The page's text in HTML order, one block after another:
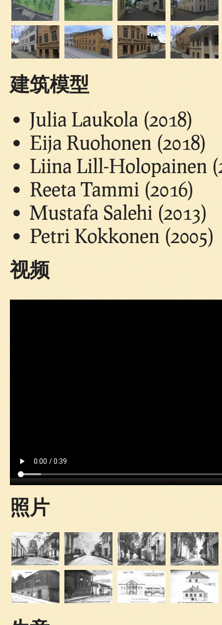
建筑模型
Julia Laukola (2018)
Eija Ruohonen (2018)
Liina Lill-Holopainen
Reeta Tammi (2016)
Mustafa Salehi (2013)
Petri Kokkonen (2005)
视频
照片